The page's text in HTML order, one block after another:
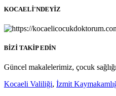
KOCAELİ'NDEYİZ
BİZİ TAKİP EDİN
Güncel makalelerimiz, çocuk
Kocaeli Valiliği, İzmit